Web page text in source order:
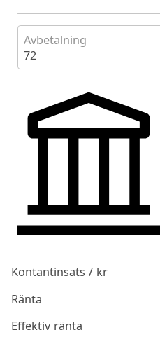
Avbetalning
72
Kontantinsats / kr
Ränta
Effektiv ränta